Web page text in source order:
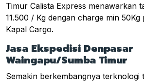
Timur Calista Express menawarkan
11.500 / Kg dengan charge min 50Kg
Kapal Cargo.
Jasa Ekspedisi Denpasar
Waingapu/Sumba Timur
Semakin berkembangnya terknologi